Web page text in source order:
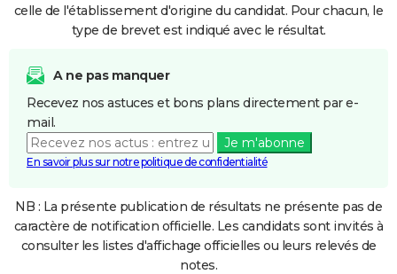
celle de l'établissement d'origine du candidat. Pour chacun, le
type de brevet est indiqué avec le résultat.
A ne pas manquer
Recevez nos astuces et bons plans directement par e-
mail.
Je m'abonne
En savoir plus sur notre politique de confidentialité
NB : La présente publication de résultats ne présente pas de
caractère de notification officielle. Les candidats sont invités à
consulter les listes d'affichage officielles ou leurs relevés de
notes.